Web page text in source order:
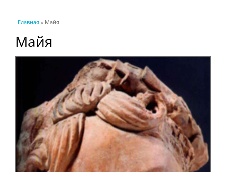
Вы здесь
Главная » Майя
Майя